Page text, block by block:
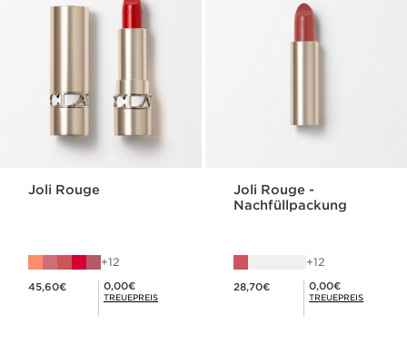
Joli Rouge
12
45,60€ Mitgliederpreis 0,00€
0,00€
TREUEPREIS
Joli Rouge -
Nachfüllpackung
12
28,70€ Mitgliederpreis 0,00€
0,00€
TREUEPREIS